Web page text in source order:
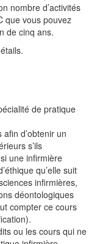
nombre d’activités
que vous pouvez
de cinq ans.
de pratique
d’obtenir un
s’ils
une infirmière
qu’elle suit
infirmières,
déontologiques
compter ce cours
ou les cours qui ne